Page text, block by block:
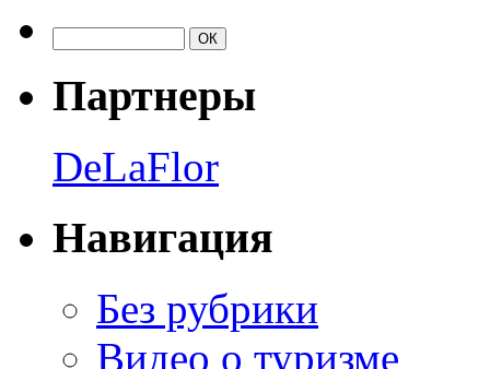
Партнеры
DeLaFlor
Навигация
Без рубрики
Видео о туризме